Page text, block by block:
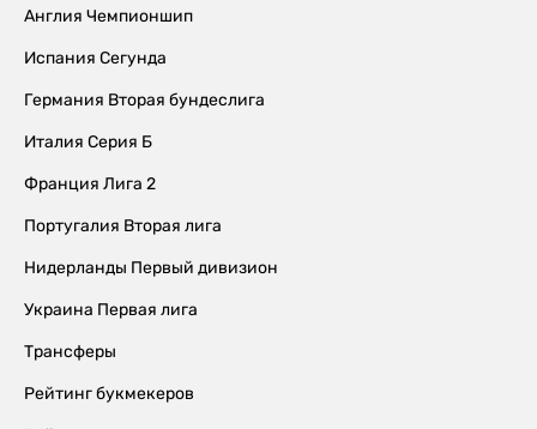
Англия Чемпионшип
Испания Сегунда
Германия Вторая бундеслига
Италия Серия Б
Франция Лига 2
Португалия Вторая лига
Нидерланды Первый дивизион
Украина Первая лига
Трансферы
Рейтинг букмекеров